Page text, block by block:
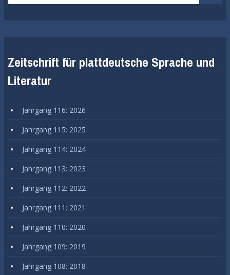
Zeitschrift für plattdeutsche Sprache und
Literatur
Jahrgang 116: 2026
Jahrgang 115: 2025
Jahrgang 114: 2024
Jahrgang 113: 2023
Jahrgang 112: 2022
Jahrgang 111: 2021
Jahrgang 110: 2020
Jahrgang 109: 2019
Jahrgang 108: 2018